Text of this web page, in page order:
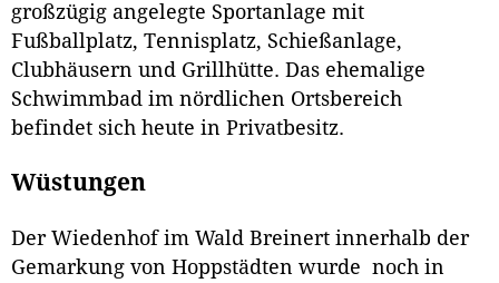
großzügig angelegte Sportanlage mit
Fußballplatz, Tennisplatz, Schießanlage,
Clubhäusern und Grillhütte. Das ehemalige
Schwimmbad im nördlichen Ortsbereich
befindet sich heute in Privatbesitz.
Wüstungen
Der Wiedenhof im Wald Breinert innerhalb der
Gemarkung von Hoppstädten wurde noch in